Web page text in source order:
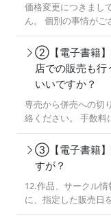
価格変更につきまし
ん。 個別の事情がご
までお問い合わせく
②【電子書籍】
店での販売も
いいですか？
専売から併売への切
絡ください。 手数料
更についてに記載
体価格を変更する場
おります。 そちら
から併売への切り替
いくらですか？
③【電子書籍】
すが？
12.作品、サークル
に、指定した販売日
す。 そちらのQ&A